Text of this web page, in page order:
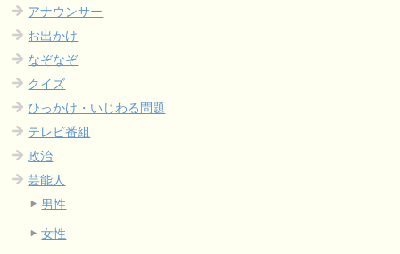
アナウンサー
お出かけ
なぞなぞ
クイズ
ひっかけ・いじわる問題
テレビ番組
政治
芸能人
男性
女性